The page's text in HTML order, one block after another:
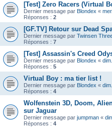
[Test] Zero Racers (Virtual
Dernier message par Blondex «
Réponses : 2
[GF.TV] Retour sur Dead
Dernier message par Twinsen
Réponses : 7
[Test] Assassin's Creed
Dernier message par Blondex «
Réponses : 5
Virtual Boy : ma tier list !
Dernier message par Blondex «
Réponses : 4
Wolfenstein 3D, Doom,
sur Jaguar
Dernier message par jumpman «
Réponses : 4